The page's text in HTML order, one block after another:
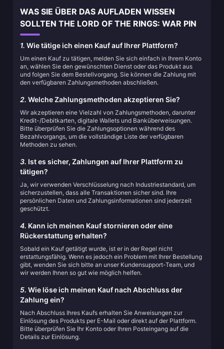
WAS SIE ÜBER DAS AUFLADEN WISSEN
SOLLTEN THE LORD OF THE RINGS: WAR PIN
1. Wie tätige ich einen Kauf auf Ihrer Plattform?
Um einen Kauf zu tätigen, melden Sie sich einfach in Ihrem Konto
an, wählen Sie den gewünschten Dienst oder das Produkt aus
und folgen Sie dem Bestellvorgang. Sie können die Zahlung mit
den verfügbaren Zahlungsmethoden abschließen.
2. Welche Zahlungsmethoden akzeptieren Sie?
Wir akzeptieren eine Vielzahl von Zahlungsmethoden, darunter
Kredit-/Debitkarten, digitale Wallets und Banküberweisungen.
Bitte überprüfen Sie die Zahlungsoptionen während des
Bezahlvorgangs, um die vollständige Liste der verfügbaren
Methoden zu sehen.
3. Ist es sicher, Zahlungen auf Ihrer Plattform zu
tätigen?
Ja, wir verwenden Verschlüsselung nach Industriestandard, um
sicherzustellen, dass alle Transaktionen sicher sind. Ihre
persönlichen Daten und Zahlungsinformationen sind jederzeit
geschützt.
4. Kann ich meinen Kauf stornieren oder eine
Rückerstattung erhalten?
Sobald ein Kauf getätigt wurde, ist er in der Regel nicht
erstattungsfähig. Wenn es jedoch ein Problem mit Ihrer Bestellung
gibt, wenden Sie sich bitte an unser Kundensupport-Team, und
wir werden Ihnen so gut wie möglich helfen.
5. Wie löse ich meinen Kauf nach Abschluss der
Zahlung ein?
Nach Abschluss Ihres Kaufs erhalten Sie Anweisungen zur
Einlösung des Produkts per E-Mail oder direkt auf der Plattform.
Bitte überprüfen Sie Ihr Konto oder Ihren Posteingang auf die
Details zur Einlösung.